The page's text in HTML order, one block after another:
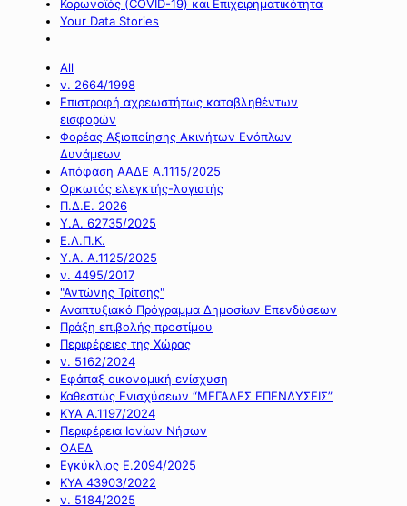
Κορωνοϊός (COVID-19) και Επιχειρηματικότητα
Your Data Stories
All
ν. 2664/1998
Επιστροφή αχρεωστήτως καταβληθέντων
εισφορών
Φορέας Αξιοποίησης Ακινήτων Ενόπλων
Δυνάμεων
Απόφαση ΑΑΔΕ Α.1115/2025
Ορκωτός ελεγκτής-λογιστής
Π.Δ.Ε. 2026
Υ.Α. 62735/2025
Ε.Λ.Π.Κ.
Υ.Α. Α.1125/2025
ν. 4495/2017
"Αντώνης Τρίτσης"
Αναπτυξιακό Πρόγραμμα Δημοσίων Επενδύσεων
Πράξη επιβολής προστίμου
Περιφέρειες της Χώρας
ν. 5162/2024
Εφάπαξ οικονομική ενίσχυση
Καθεστώς Ενισχύσεων “ΜΕΓΑΛΕΣ ΕΠΕΝΔΥΣΕΙΣ”
ΚΥΑ Α.1197/2024
Περιφέρεια Ιονίων Νήσων
ΟΑΕΔ
Εγκύκλιος Ε.2094/2025
ΚΥΑ 43903/2022
ν. 5184/2025